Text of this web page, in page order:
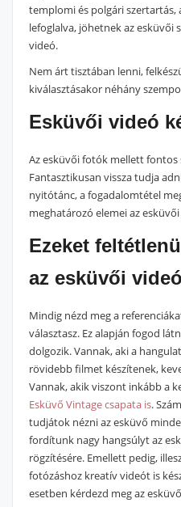
templomi és polgári
lefoglalva, jöhetnek az esküvői
videó.
Nem árt tisztában lenni,
kiválasztásakor néhány
Esküvői videó
Az esküvői fotók mellett fontos
Fantasztikusan vissza tudja
nyitótánc, a fogadalomtétel
meghatározó elemei az
Ezeket
az esküvői
Mindig nézd meg a
választasz. Ez alapján fogod
dolgozik. Vannak, aki a
rövidebb filmet készítenek,
Vannak, akik viszont inkább a
Esküvő Vintage csapata is.
tudjátok nézni az esküvő
fordítunk nagy hangsúlyt az
rögzítésére. Emellett pedig,
fotózáshoz kreatív videót is
esetben kérdezd meg az